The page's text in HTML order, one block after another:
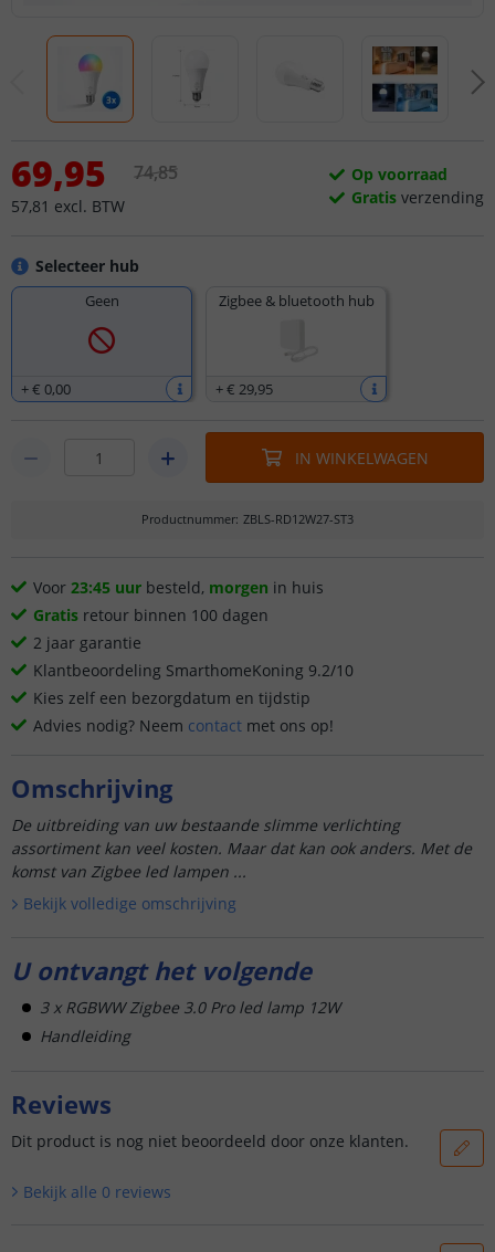
Selecteer hub
Geen
+€ 0,00
Zigbee & bluetooth hub
+€ 29,95
69,95
57,81 excl. BTW
74,85
Op voorraad
Gratis verzending
IN WINKELWAGEN
Productnummer: ZBLS-RD12W27-ST3
Voor 23:45 uur besteld, morgen in huis
Gratis retour binnen 100 dagen
2 jaar garantie
Klantbeoordeling SmarthomeKoning 9.2/10
Kies zelf een bezorgdatum en tijdstip
Advies nodig? Neem contact met ons op!
Omschrijving
De uitbreiding van uw bestaande slimme verlichting
assortiment kan veel kosten. Maar dat kan ook anders. Met de
komst van Zigbee led lampen ...
Bekijk volledige omschrijving
U ontvangt het volgende
3 x RGBWW Zigbee 3.0 Pro led lamp 12W
Handleiding
Reviews
Dit product is nog niet beoordeeld door onze klanten.
Bekijk alle 0 reviews